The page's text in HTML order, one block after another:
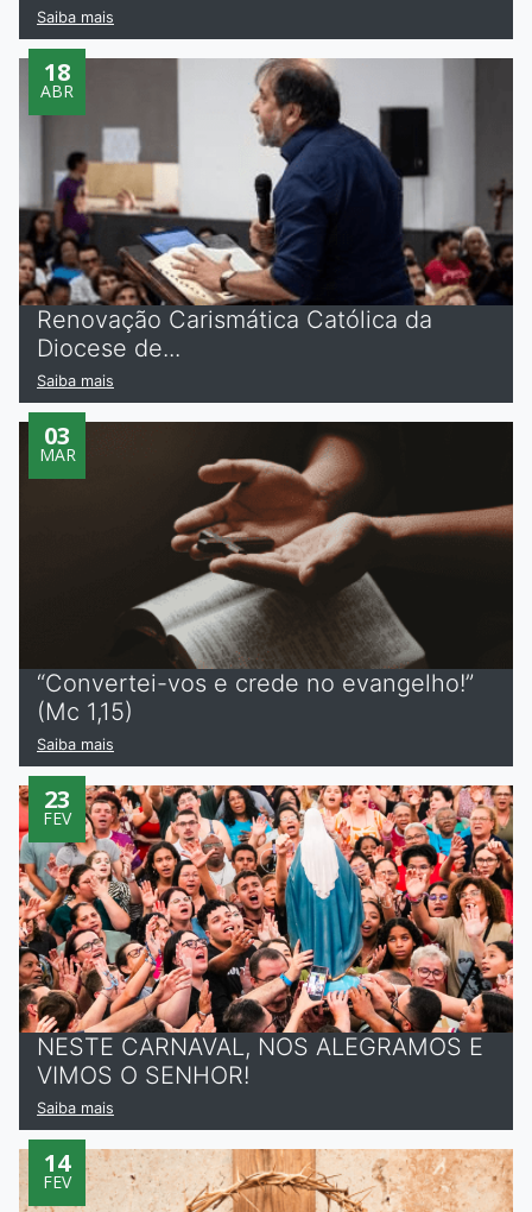
Saiba mais
18
ABR
Renovação Carismática Católica da
Diocese de...
Saiba mais
03
MAR
“Convertei-vos e crede no evangelho!”
(Mc 1,15)
Saiba mais
23
FEV
NESTE CARNAVAL, NOS ALEGRAMOS E
VIMOS O SENHOR!
Saiba mais
14
FEV